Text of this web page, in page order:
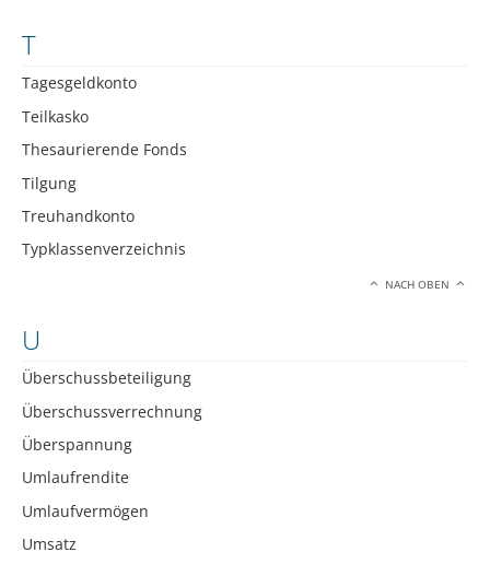
T
Tagesgeldkonto
Teilkasko
Thesaurierende Fonds
Tilgung
Treuhandkonto
Typklassenverzeichnis
NACH OBEN
U
Überschussbeteiligung
Überschussverrechnung
Überspannung
Umlaufrendite
Umlaufvermögen
Umsatz